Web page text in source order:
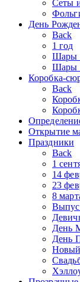
Сеты
День
Back
1 год
Шары
Шары
Коробка-
Back
Открытие
Праздники
Back
1
14
23
8
День
День